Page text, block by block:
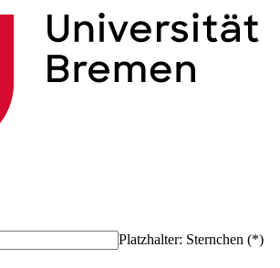
Platzhalter: Sternchen (*)